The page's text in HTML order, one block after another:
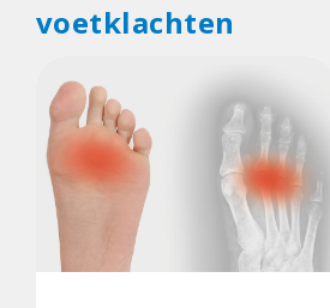
voetklachten